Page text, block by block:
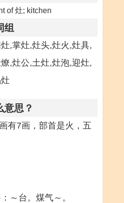
of 灶; kitchen
组
,掌灶,灶头,灶火,灶具,
,灶公,土灶,灶泡,迎灶,
意思？
有7画，部首是火，五
～台。煤气～。